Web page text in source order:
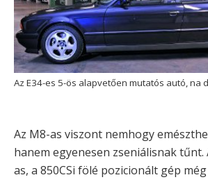
Az E34-es 5-ös alapvetően mutatós autó, na
Az M8-as viszont nemhogy
hanem egyenesen zseniálisnak
as, a 850CSi fölé pozicionált gép